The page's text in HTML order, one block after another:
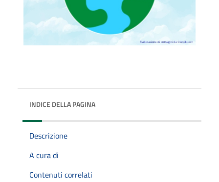
INDICE DELLA PAGINA
Descrizione
A cura di
Contenuti correlati